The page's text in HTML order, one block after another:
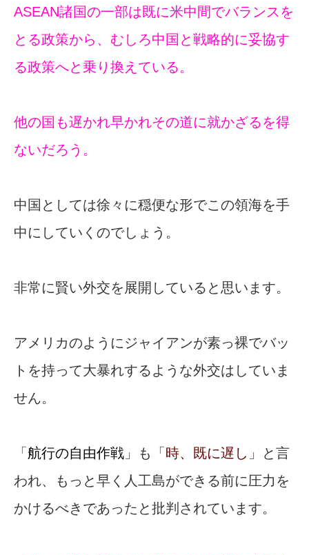
ASEAN諸国の一部は既に米中間でバランスを
とる政策から、むしろ中国と戦略的に妥協す
る政策へと乗り換えている。
他の国も遅かれ早かれその道に就かざるを得
ないだろう。
中国としては徐々に穏便な形でこの領海を手
中にしていくのでしょう。
非常に賢い外交を展開していると思います。
アメリカのようにジャイアンが素っ裸でバッ
トを持って大暴れするような外交はしていま
せん。
「 航行の自由作戦 」も「 時、既に遅し 」と言
われ、もっと早く人工島ができる前に圧力を
かけるべきであったと批判されています。